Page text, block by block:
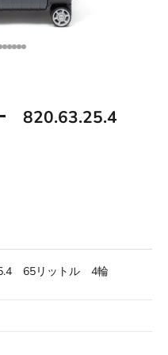
する 1
する 2
動する 3
動する 4
移動する 5
移動する 6
に移動する 7
に移動する 8
に移動する 9
目に移動する 10
項目に移動する 11
項目に移動する 12
項目に移動する 13
項目に移動する 14
項目に移動する 15
820.63.25.4
65リットル 4輪